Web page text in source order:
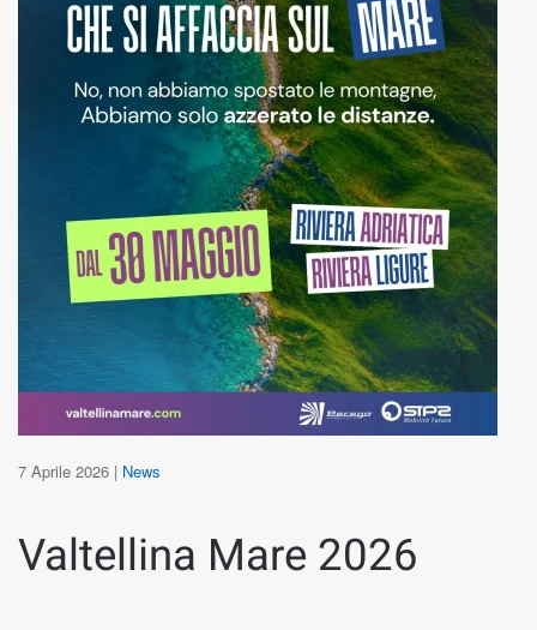
7 Aprile 2026 | News
Valtellina Mare 2026